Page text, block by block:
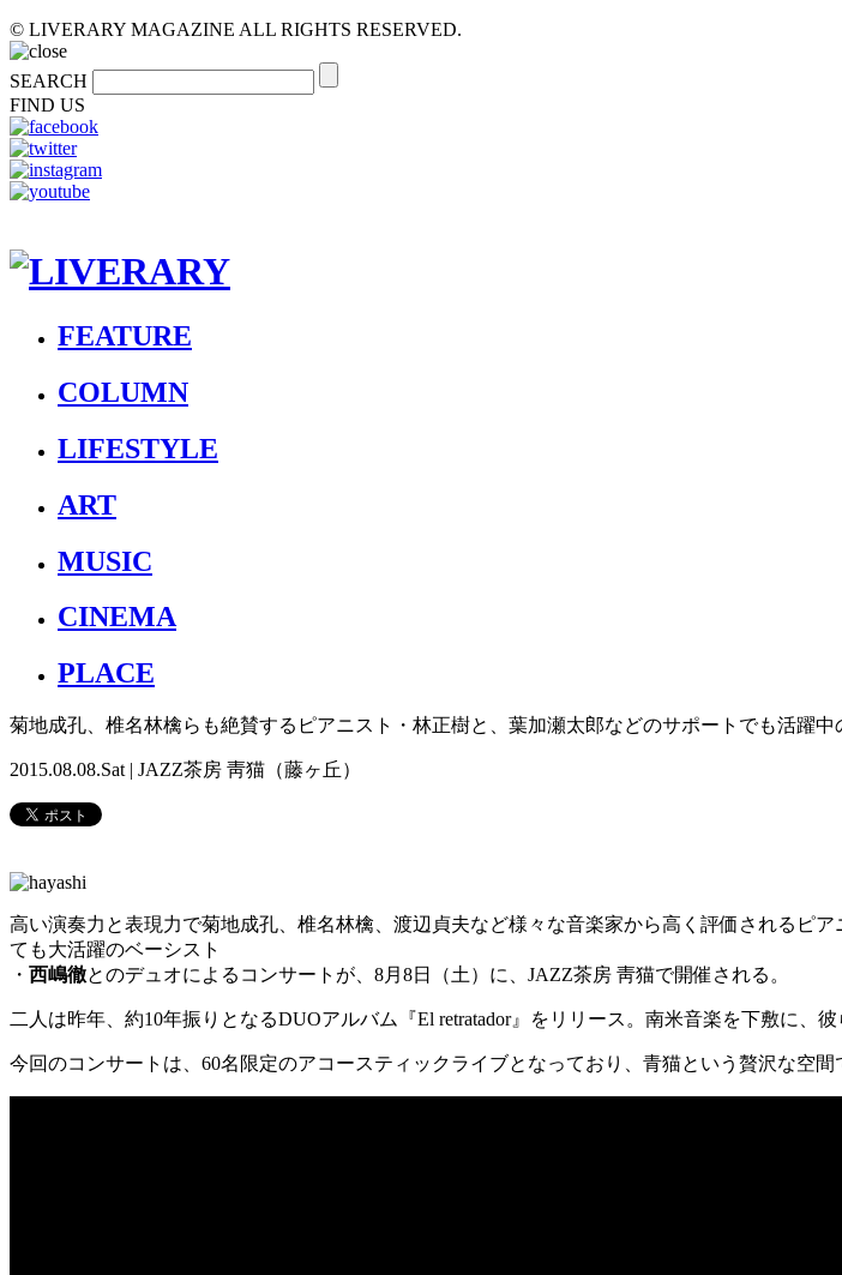
© LIVERARY MAGAZINE ALL RIGHTS RESERVED.
SEARCH
FIND US
FEATURE
COLUMN
LIFESTYLE
ART
MUSIC
CINEMA
PLACE
菊地成孔、椎名林檎らも絶賛するピアニスト・林正樹と、葉加瀬太郎などのサポートでも活躍
2015.08.08.Sat | JAZZ茶房 靑猫（藤ヶ丘）
高い演奏力と表現力で菊地成孔、椎名林檎、渡辺貞夫など様々な音楽家から高く評価されるピア
ても大活躍のベーシスト
・ 西嶋徹とのデュオによるコンサートが、8月8日（土）に、JAZZ茶房 靑猫で開催される。
二人は昨年、約10年振りとなるDUOアルバム『El retratador』をリリース。南米音楽を下敷に、
今回のコンサートは、60名限定のアコースティックライブとなっており、青猫という贅沢な空